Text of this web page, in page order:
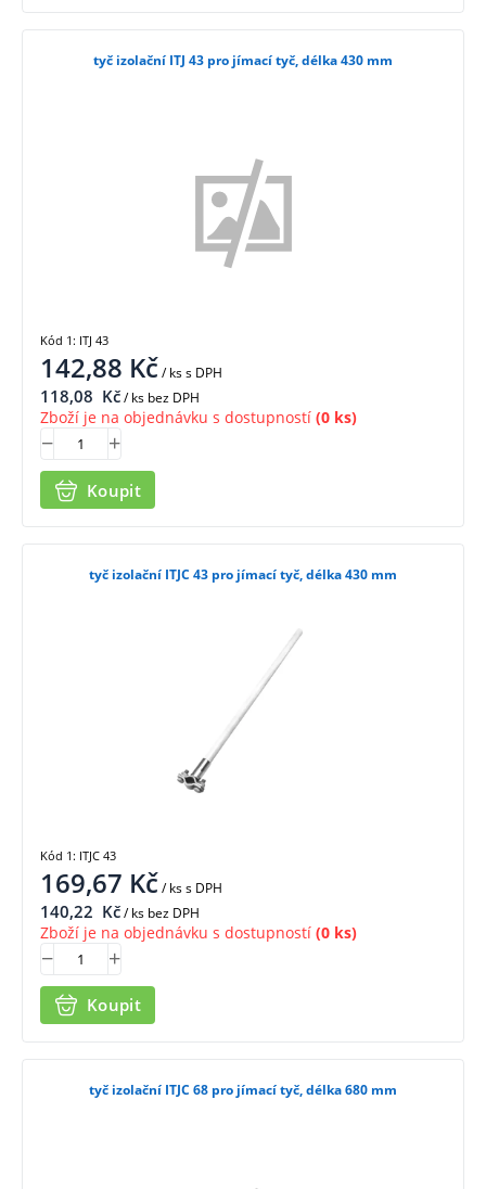
tyč izolační ITJ 43 pro jímací tyč, délka 430 mm
142,88 Kč/ kss DPH
118,08 Kč/ ks bez DPH
Zboží je na objednávku s dostupností (0 ks)
Koupit
Kód 1: ITJ 43
tyč izolační ITJC 43 pro jímací tyč, délka 430 mm
169,67 Kč/ kss DPH
140,22 Kč/ ks bez DPH
Zboží je na objednávku s dostupností (0 ks)
Koupit
Kód 1: ITJC 43
tyč izolační ITJC 68 pro jímací tyč, délka 680 mm